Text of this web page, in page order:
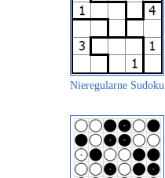
Nieregularne Sudoku